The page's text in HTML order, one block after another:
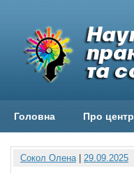
Головна Про центр
Сокол Олена| 29.09.2025